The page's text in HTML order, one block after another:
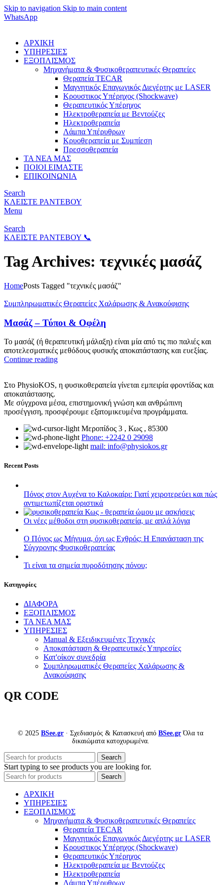
Skip to navigation Skip to main content
WhatsApp
ΑΡΧΙΚΗ
ΥΠΗΡΕΣΙΕΣ
ΕΞΟΠΛΙΣΜΟΣ
Μηχανήματα & Φυσικοθεραπευτικές Θεραπείες
Θεραπεία TECAR
Μαγνητικός Επαγωγικός Διεγέρτης με LASER
Κρουστικος Υπέρηχος (Shockwave)
Θεραπευτικός Υπέρηχος
Ηλεκτροθεραπεία με Βεντούζες
Ηλεκτροθεραπεία
Λάμπα Υπέρυθρων
Κρυοθεραπεία με Συμπίεση
Πρεσσοθεραπεία
ΤΑ ΝΕΑ ΜΑΣ
ΠΟΙΟΙ ΕΙΜΑΣΤΕ
ΕΠΙΚΟΙΝΩΝΙΑ
Search
ΚΛΕΙΣΤΕ ΡΑΝΤΕΒΟΥ
Menu
Search
ΚΛΕΙΣΤΕ ΡΑΝΤΕΒΟΥ 📞
Tag Archives: τεχνικές μασάζ
HomePosts Tagged "τεχνικές μασάζ"
Συμπληρωματικές Θεραπείες Χαλάρωσης & Ανακούφισης
Μασάζ – Τύποι & Οφέλη
Το μασάζ (ή θεραπευτική μάλαξη) είναι μία από τις πιο παλιές και
αποτελεσματικές μεθόδους φυσικής αποκατάστασης και ευεξίας.
Continue reading
Στο PhysioKOS, η φυσικοθεραπεία γίνεται εμπειρία φροντίδας και
αποκατάστασης.
Με σύγχρονα μέσα, επιστημονική γνώση και ανθρώπινη
προσέγγιση, προσφέρουμε εξατομικευμένα προγράμματα.
Μεροπίδος 3 , Κως , 85300
Phone: +2242 0 29098
mail: info@physiokos.gr
Recent Posts
Πόνος στον Αυχένα το Καλοκαίρι: Γιατί χειροτερεύει και πώς
αντιμετωπίζεται οριστικά
Οι νέες μέθοδοι στη φυσικοθεραπεία, με απλά λόγια
Ο Πόνος ως Μήνυμα, όχι ως Εχθρός: Η Επανάσταση της
Σύγχρονης Φυσικοθεραπείας
Τι είναι τα σημεία πυροδότησης πόνου;
Kατηγορίες
ΔΙΑΦΟΡΑ
ΕΞΟΠΛΙΣΜΟΣ
ΤΑ ΝΕΑ ΜΑΣ
ΥΠΗΡΕΣΙΕΣ
Manual & Εξειδικευμένες Τεχνικές
Αποκατάσταση & Θεραπευτικές Υπηρεσίες
Κατ'οίκον συνεδρία
Συμπληρωματικές Θεραπείες Χαλάρωσης &
Ανακούφισης
QR CODE
© 2025 BSee.gr · Σχεδιασμός & Κατασκευή από BSee.gr Όλα τα
δικαιώματα κατοχυρωμένα.
Search
Start typing to see products you are looking for.
Search
ΑΡΧΙΚΗ
ΥΠΗΡΕΣΙΕΣ
ΕΞΟΠΛΙΣΜΟΣ
Μηχανήματα & Φυσικοθεραπευτικές Θεραπείες
Θεραπεία TECAR
Μαγνητικός Επαγωγικός Διεγέρτης με LASER
Κρουστικος Υπέρηχος (Shockwave)
Θεραπευτικός Υπέρηχος
Ηλεκτροθεραπεία με Βεντούζες
Ηλεκτροθεραπεία
Λάμπα Υπέρυθρων